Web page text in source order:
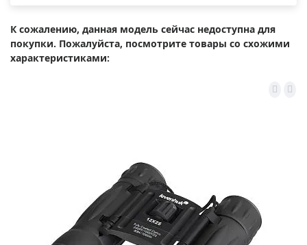
К сожалению, данная модель сейчас недоступна для
покупки. Пожалуйста, посмотрите товары со схожими
характеристиками: